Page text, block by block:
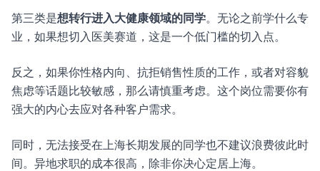
第三类是想转行进入大健康领域的同学。无论之前学什么专
业，如果想切入医美赛道，这是一个低门槛的切入点。
反之，如果你性格内向、抗拒销售性质的工作，或者对容貌
焦虑等话题比较敏感，那么请慎重考虑。这个岗位需要你有
强大的内心去应对各种客户需求。
同时，无法接受在上海长期发展的同学也不建议浪费彼此时
间。异地求职的成本很高，除非你决心定居上海。